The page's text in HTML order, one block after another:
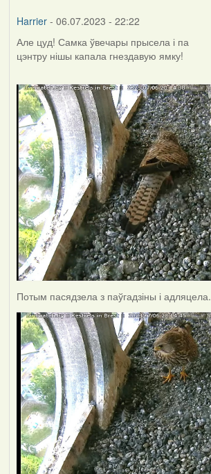
Harrier- 06.07.2023 - 22:22
Але цуд! Самка ўвечары прысела і па
цэнтру нішы капала гнездавую ямку!
Потым пасядзела з паўгадзіны і адляцела.